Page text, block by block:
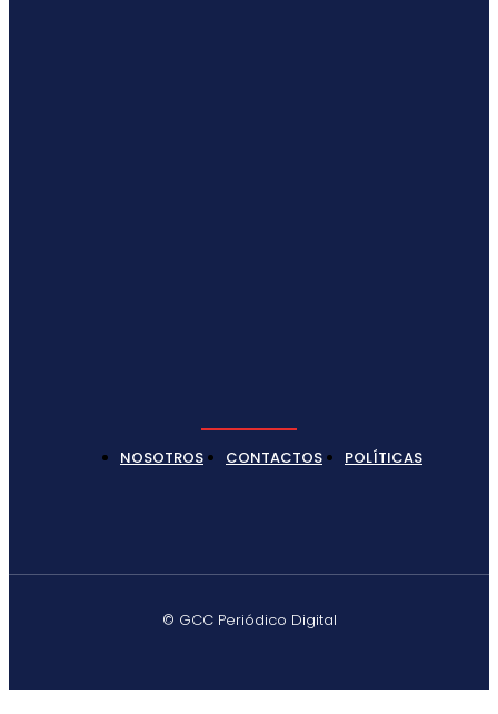
NOSOTROS CONTACTOS POLÍTICAS
© GCC Periódico Digital